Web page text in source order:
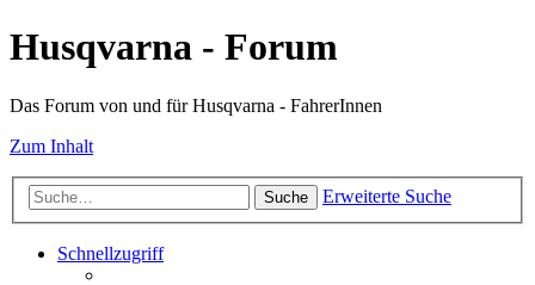
Husqvarna - Forum
Das Forum von und für Husqvarna - FahrerInnen
Zum Inhalt
Suche Erweiterte Suche
Schnellzugriff